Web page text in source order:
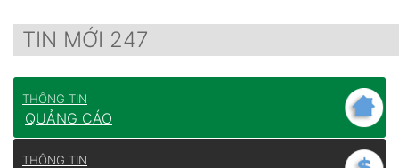
TIN MỚI 247
THÔNG TIN
QUẢNG CÁO
THÔNG TIN